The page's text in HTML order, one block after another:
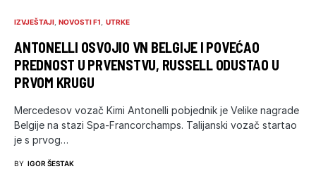
IZVJEŠTAJI NOVOSTI F1 UTRKE
ANTONELLI OSVOJIO VN BELGIJE I POVEĆAO
PREDNOST U PRVENSTVU, RUSSELL ODUSTAO U
PRVOM KRUGU
Mercedesov vozač Kimi Antonelli pobjednik je Velike nagrade
Belgije na stazi Spa-Francorchamps. Talijanski vozač startao
je s prvog…
BY IGOR ŠESTAK